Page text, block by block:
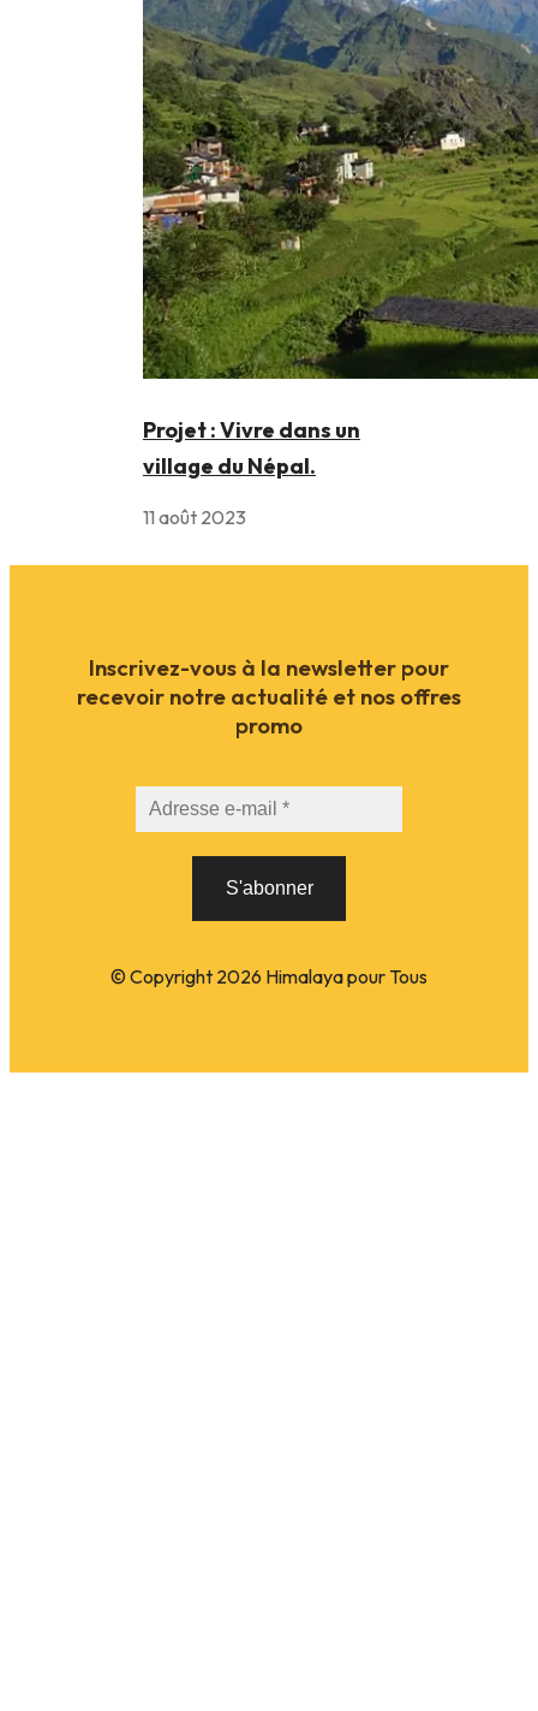
Projet : Vivre dans un
village du Népal.
11 août 2023
Inscrivez-vous à la newsletter pour
recevoir notre actualité et nos offres
promo
© Copyright 2026 Himalaya pour Tous